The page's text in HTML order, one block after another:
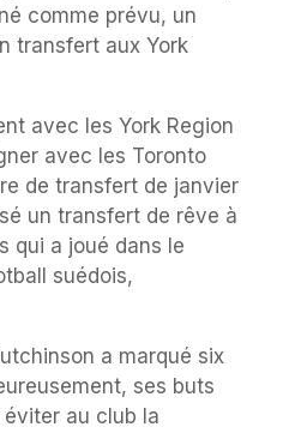
comme prévu, un
transfert aux York
avec les York Region
avec les Toronto
de transfert de janvier
un transfert de rêve à
qui a joué dans le
suédois,
a marqué six
ses buts
au club la